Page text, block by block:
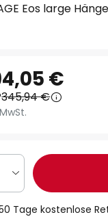
Eos large
€
345,94 €
Tage kostenlose